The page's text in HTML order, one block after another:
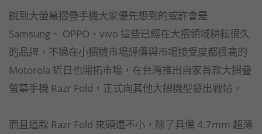
說到大螢幕摺疊手機大家優先想到的或許會是
Samsung、 OPPO、vivo 這些已經在大摺領域耕耘很久
的品牌，不過在小摺機市場評價與市場接受度都很高的
Motorola 近日也開拓市場，在台灣推出自家首款大摺疊
螢幕手機 Razr Fold，正式向其他大摺機型發出戰帖。
而且這款 Razr Fold 來頭還不小，除了具備 4.7mm 超薄